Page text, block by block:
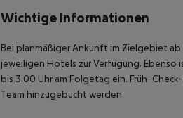
Wichtige Informationen
Bei planmäßiger Ankunft im Zielgebiet
jeweiligen Hotels zur Verfügung.
bis 3:00 Uhr am Folgetag ein. Früh-
Team hinzugebucht werden.